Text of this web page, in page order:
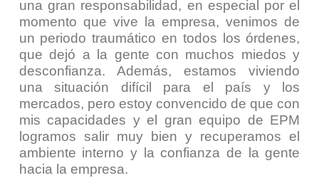
una gran responsabilidad, en especial por el
momento que vive la empresa, venimos de
un periodo traumático en todos los órdenes,
que dejó a la gente con muchos miedos y
desconfianza. Además, estamos viviendo
una situación difícil para el país y los
mercados, pero estoy convencido de que con
mis capacidades y el gran equipo de EPM
logramos salir muy bien y recuperamos el
ambiente interno y la confianza de la gente
hacia la empresa.